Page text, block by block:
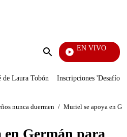
Enviar
EN VIVO
de Laura Tobón Inscripciones 'Desafío'
nunca duermen / Muriel se apoya en
Germán para